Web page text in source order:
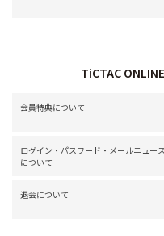
TiCTAC
会員特典について
ログイン・パスワード・メールニュース
について
退会について